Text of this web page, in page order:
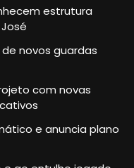
estrutura
novos guardas
com novas
e anuncia plano